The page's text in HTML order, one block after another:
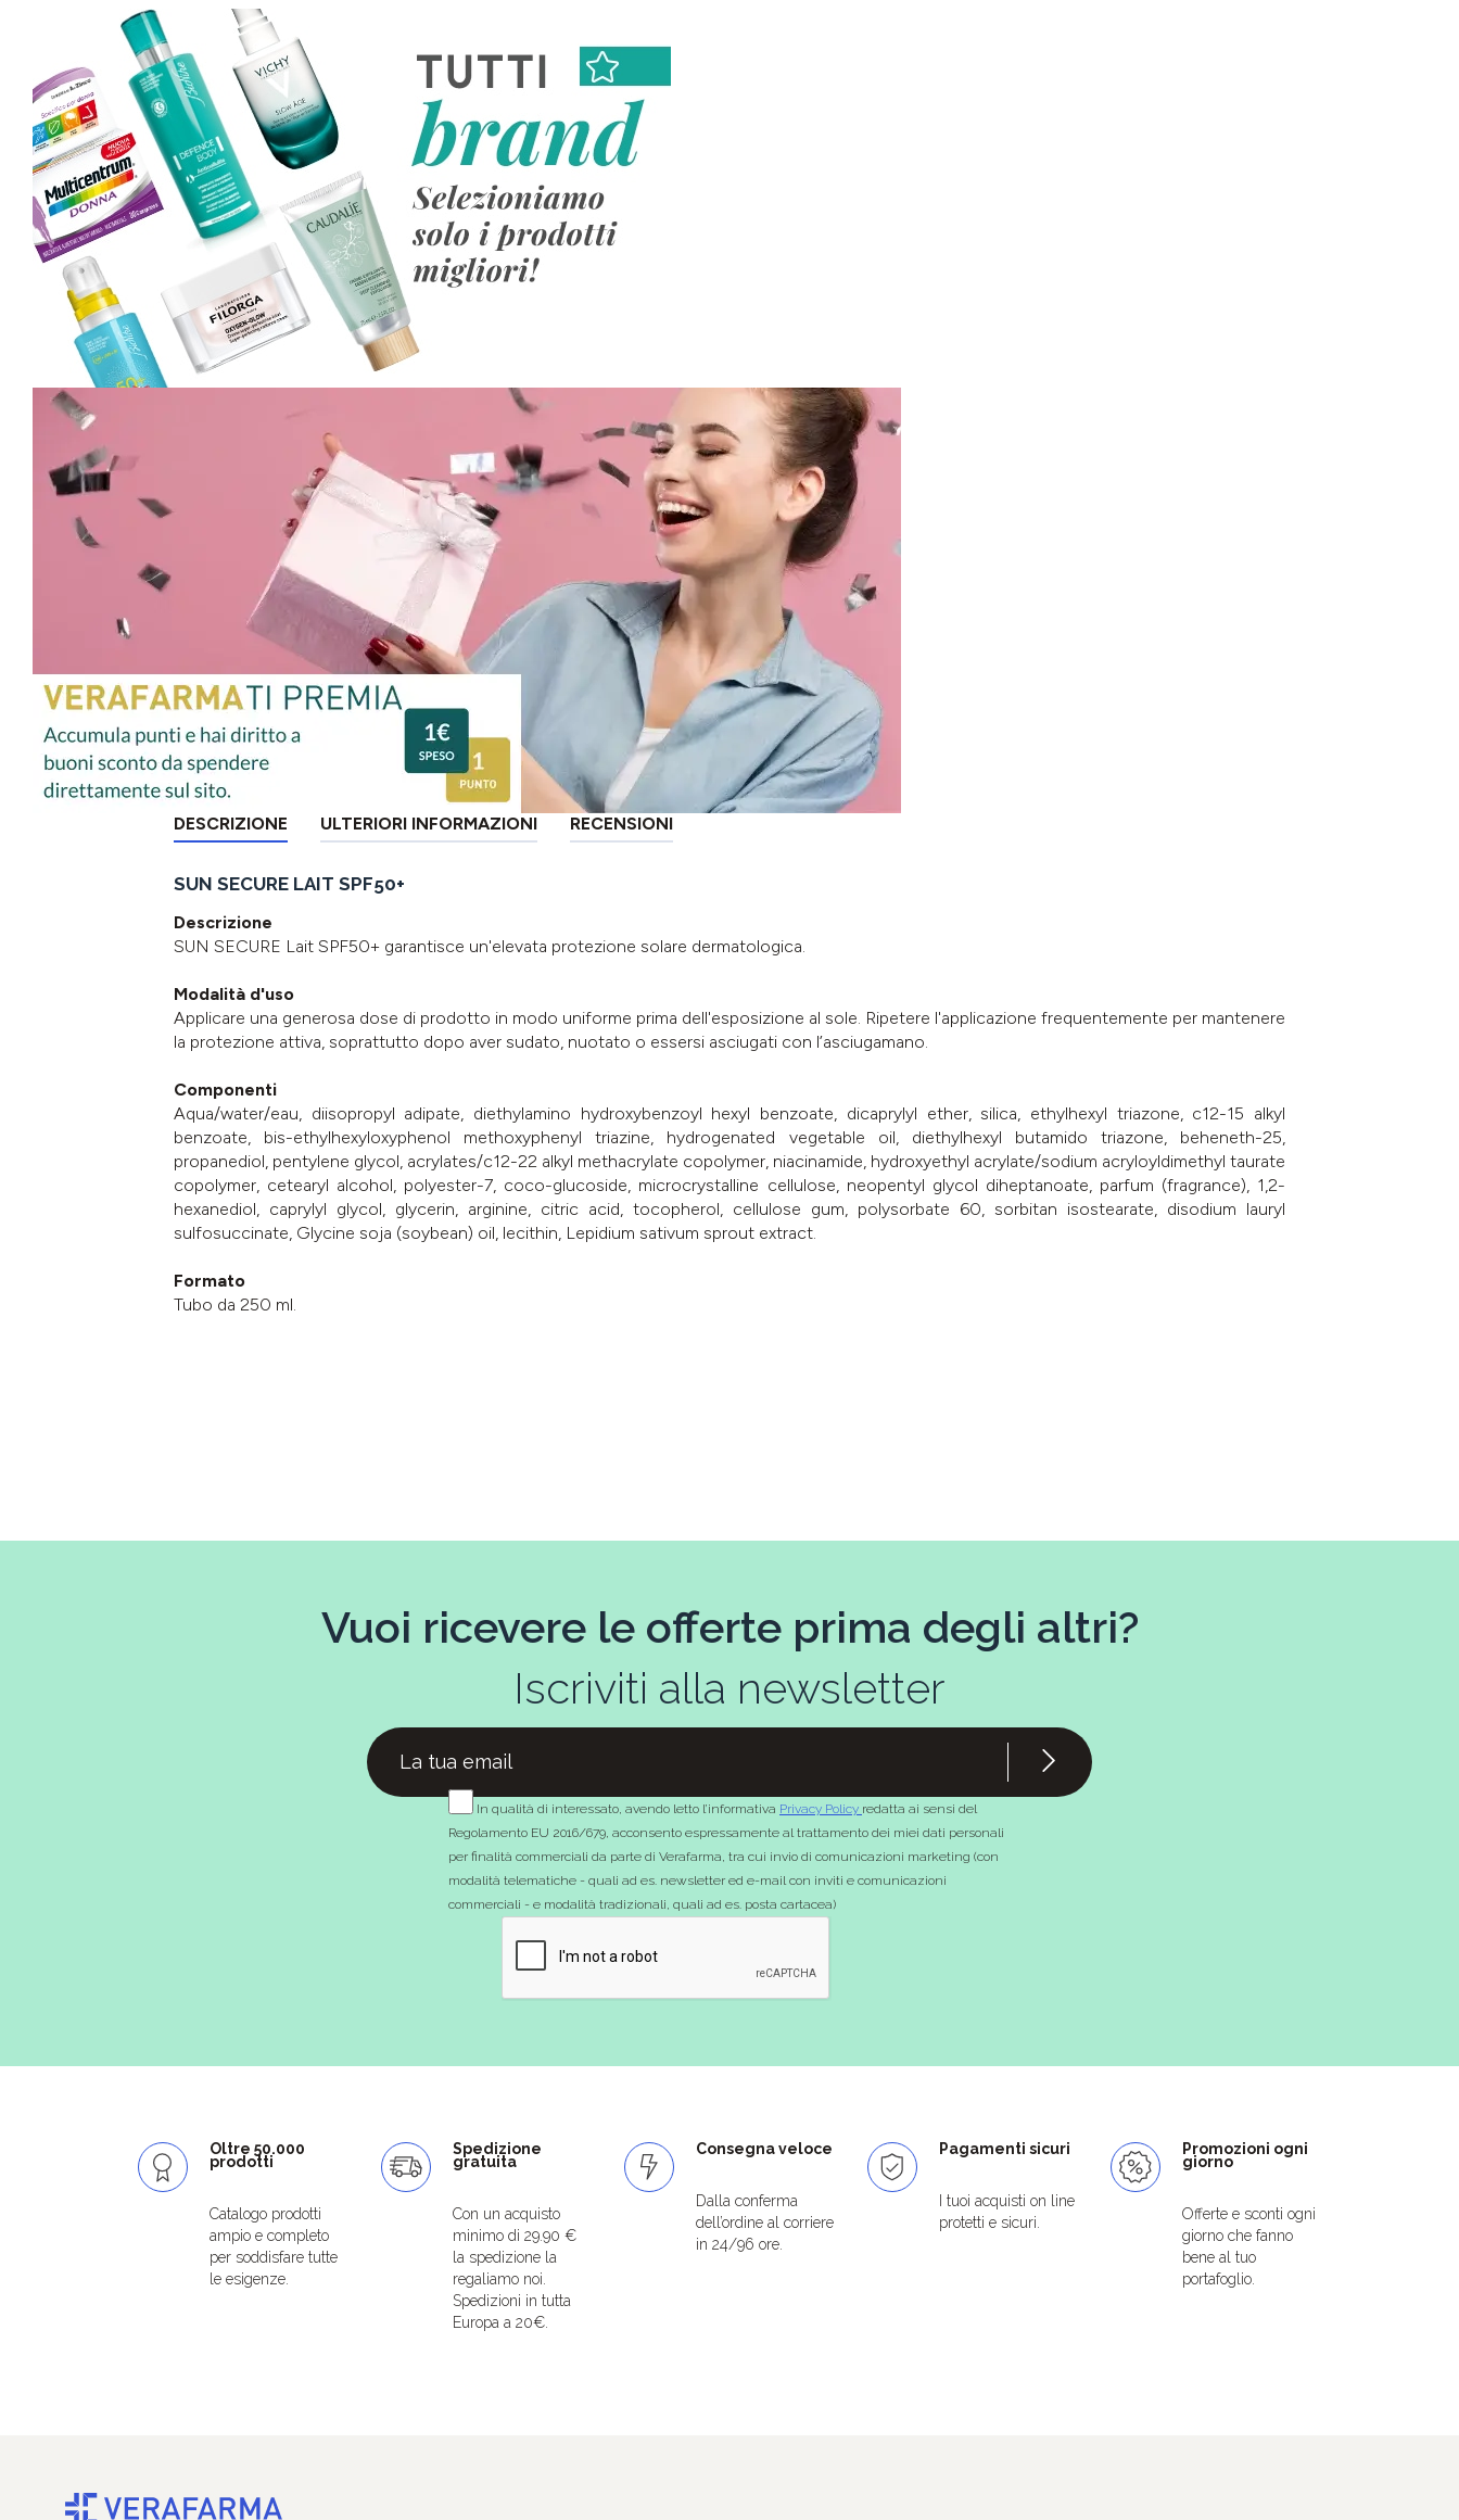
DESCRIZIONE ULTERIORI INFORMAZIONI RECENSIONI
SUN SECURE LAIT SPF50+
Descrizione
SUN SECURE Lait SPF50+ garantisce un'elevata protezione solare dermatologica.
Modalità d'uso
Applicare una generosa dose di prodotto in modo uniforme prima dell'esposizione al sole. Ripetere l'applicazione frequentemente per mantenere
la protezione attiva, soprattutto dopo aver sudato, nuotato o essersi asciugati con l’asciugamano.
Componenti
Aqua/water/eau, diisopropyl adipate, diethylamino hydroxybenzoyl hexyl benzoate, dicaprylyl ether, silica, ethylhexyl triazone, c12-15 alkyl
benzoate, bis-ethylhexyloxyphenol methoxyphenyl triazine, hydrogenated vegetable oil, diethylhexyl butamido triazone, beheneth-25,
propanediol, pentylene glycol, acrylates/c12-22 alkyl methacrylate copolymer, niacinamide, hydroxyethyl acrylate/sodium acryloyldimethyl taurate
copolymer, cetearyl alcohol, polyester-7, coco-glucoside, microcrystalline cellulose, neopentyl glycol diheptanoate, parfum (fragrance), 1,2-
hexanediol, caprylyl glycol, glycerin, arginine, citric acid, tocopherol, cellulose gum, polysorbate 60, sorbitan isostearate, disodium lauryl
sulfosuccinate, Glycine soja (soybean) oil, lecithin, Lepidium sativum sprout extract.
Formato
Tubo da 250 ml.
Vuoi ricevere le offerte prima degli altri?
Iscriviti alla newsletter
In qualità di interessato, avendo letto l’informativa Privacy Policy redatta ai sensi del
Regolamento EU 2016/679, acconsento espressamente al trattamento dei miei dati personali
per finalità commerciali da parte di Verafarma, tra cui invio di comunicazioni marketing (con
modalità telematiche - quali ad es. newsletter ed e-mail con inviti e comunicazioni
commerciali - e modalità tradizionali, quali ad es. posta cartacea)
Oltre 50.000
prodotti
Catalogo prodotti
ampio e completo
per soddisfare tutte
le esigenze.
Spedizione
gratuita
Con un acquisto
minimo di 29.90 €
la spedizione la
regaliamo noi.
Spedizioni in tutta
Europa a 20€.
Consegna veloce
Dalla conferma
dell’ordine al corriere
in 24/96 ore.
Pagamenti sicuri
I tuoi acquisti on line
protetti e sicuri.
Promozioni ogni
giorno
Offerte e sconti ogni
giorno che fanno
bene al tuo
portafoglio.